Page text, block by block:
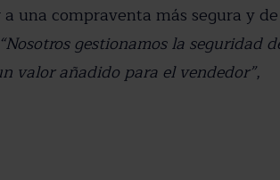
una compraventa más segura y de
“Nosotros gestionamos la seguridad
valor añadido para el vendedor”,